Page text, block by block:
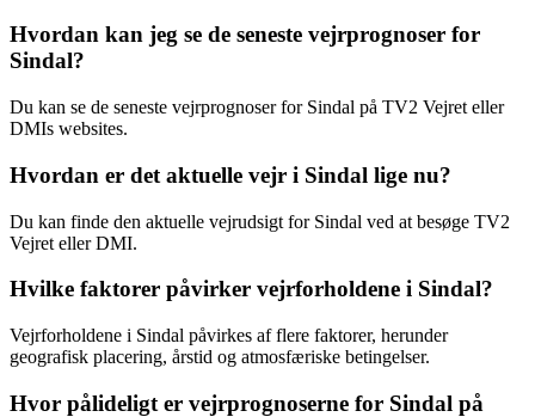
Hvordan kan jeg se de seneste vejrprognoser for
Sindal?
Du kan se de seneste vejrprognoser for Sindal på TV2 Vejret eller
DMIs websites.
Hvordan er det aktuelle vejr i Sindal lige nu?
Du kan finde den aktuelle vejrudsigt for Sindal ved at besøge TV2
Vejret eller DMI.
Hvilke faktorer påvirker vejrforholdene i Sindal?
Vejrforholdene i Sindal påvirkes af flere faktorer, herunder
geografisk placering, årstid og atmosfæriske betingelser.
Hvor pålideligt er vejrprognoserne for Sindal på